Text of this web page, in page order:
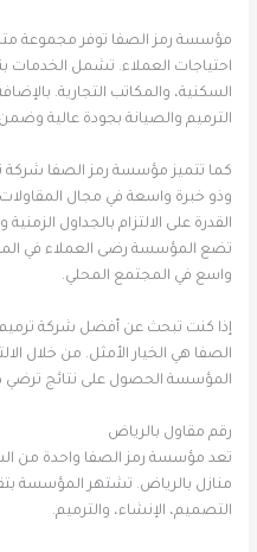
مؤسسة رمز الصفا توفر مجموعة
احتياجات العملاء. تشمل الخدمات
السكنية، والمكاتب التجارية.
الترميم والصيانة بجودة عالية
كما تتميز مؤسسة رمز الصفا شركة
وذو خبرة واسعة في مجال
القدرة على الالتزام بالجداول
تضع المؤسسة رضى العملاء في
واسع في المجتمع المحلي.
إذا كنت تبحث عن أفضل شركة
الصفا هي الخيار الأمثل. من خلال
المؤسسة الحصول على نتائج
رقم مقاول بالرياض
تعد مؤسسة رمز الصفا واحدة من
منازل بالرياض. تشتهر المؤسسة
التصميم، الإنشاء، والترميم.